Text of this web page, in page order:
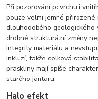
Při pozorování povrchu i
pouze velmi jemné
dlouhodobého geologického
drobné strukturální změny
integrity materiálu a
inkluzí, takže celková
praskliny mají spíše
starého jantaru.
Halo efekt